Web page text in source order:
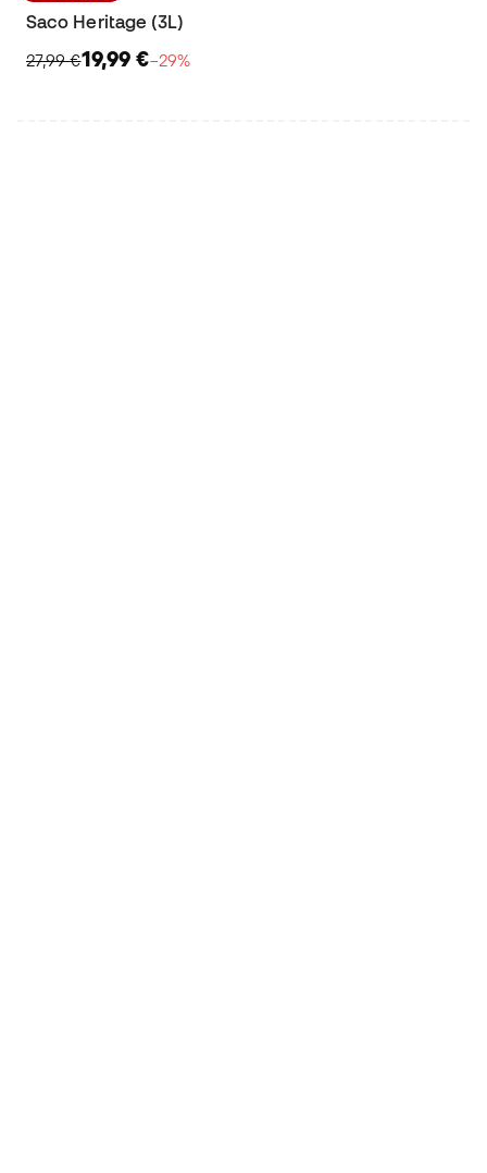
Saco Heritage (3L)
27,99 €19,99 €−29%